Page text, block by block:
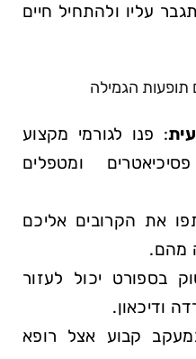
עליו ולהתחיל חיים
תופעות הגמילה
: פנו לגורמי מקצוע
ומטפלים
את הקרובים אליכם
מהם.
בספורט יכול לעזור
ודיכאון.
קבוע אצל רופא